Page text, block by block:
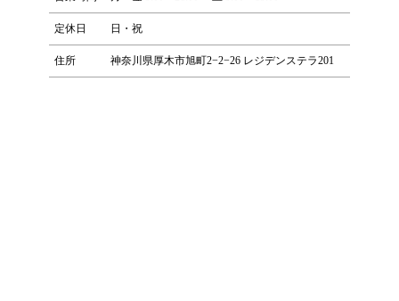
定休日 日・祝
住所 神奈川県厚木市旭町2−2−26 レジデンステラ201